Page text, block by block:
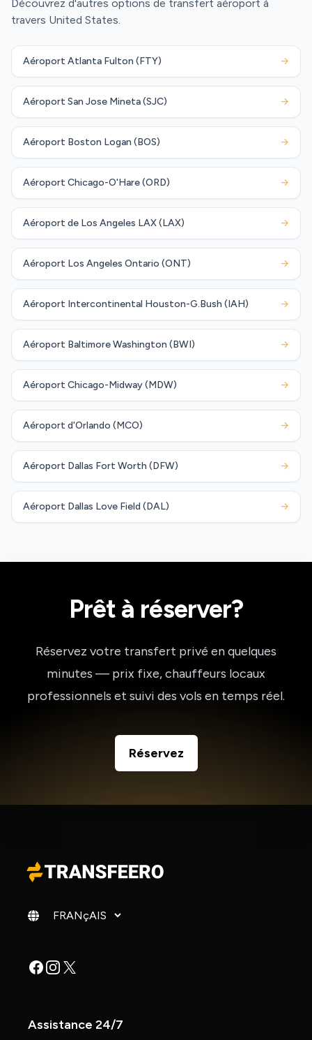
Découvrez d'autres options de transfert aéroport à
travers United States.
Aéroport Atlanta Fulton (FTY) →
Aéroport San Jose Mineta (SJC) →
Aéroport Boston Logan (BOS) →
Aéroport Chicago-O'Hare (ORD) →
Aéroport de Los Angeles LAX (LAX) →
Aéroport Los Angeles Ontario (ONT) →
Aéroport Intercontinental Houston-G.Bush (IAH) →
Aéroport Baltimore Washington (BWI) →
Aéroport Chicago-Midway (MDW) →
Aéroport d'Orlando (MCO) →
Aéroport Dallas Fort Worth (DFW) →
Aéroport Dallas Love Field (DAL) →
Prêt à réserver?
Réservez votre transfert privé en quelques
minutes — prix fixe, chauffeurs locaux
professionnels et suivi des vols en temps réel.
Réservez
Changer de langue
Facebook
Instagram
X
Assistance 24/7